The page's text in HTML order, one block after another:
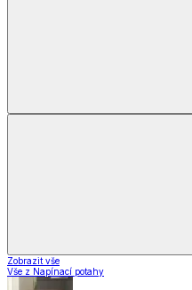
Zobrazit vše
Vše z Napínací potahy